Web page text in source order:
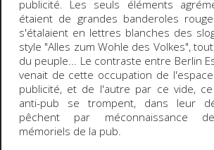
publicité. Les seuls éléments
étaient de grandes banderoles
s'étalaient en lettres blanches des
style "Alles zum Wohle des Volkes",
du peuple... Le contraste entre Berlin
venait de cette occupation de
publicité, et de l'autre par ce vide,
anti-pub se trompent, dans leur
pêchent par méconnaissance
mémoriels de la pub.